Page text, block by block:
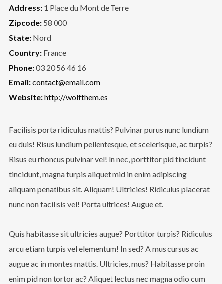
Address:1 Place du Mont de Terre
Zipcode:58 000
State:Nord
Country:France
Phone:03 20 56 46 16
Email:contact@email.com
Website:http://wolfthem.es
Facilisis porta ridiculus mattis? Pulvinar purus nunc lundium
eu duis! Risus lundium pellentesque, et scelerisque, ac turpis?
Risus eu rhoncus pulvinar vel! In nec, porttitor pid tincidunt
tincidunt, magna turpis aliquet mid in enim adipiscing
aliquam penatibus sit. Aliquam! Ultricies! Ridiculus placerat
nunc non facilisis vel! Porta ultrices! Augue et.
Quis habitasse sit ultricies augue? Porttitor turpis? Ridiculus
arcu etiam turpis vel elementum! In sed? A mus cursus ac
augue ac in montes mattis. Ultricies, mus? Habitasse proin
enim pid non tortor ac? Aliquet lectus nec magna odio cum